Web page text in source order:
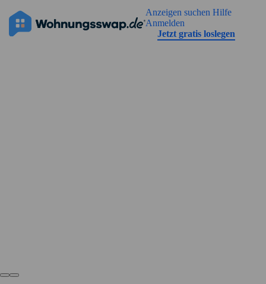
Anzeigen suchen Hilfe
Anmelden
Jetzt gratis loslegen
Die Anzeige hat noch keine Bilder
Straßenansicht